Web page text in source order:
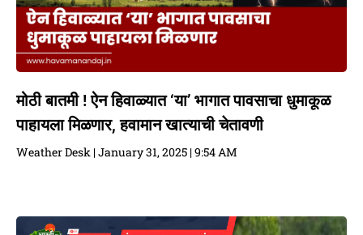
मोठी बातमी ! ऐन हिवाळ्यात ‘या’ भागात पावसाचा धुमाकूळ
पाहायला मिळणार, हवामान खात्याची चेतावणी
Weather Desk January 31, 2025 9:54 AM